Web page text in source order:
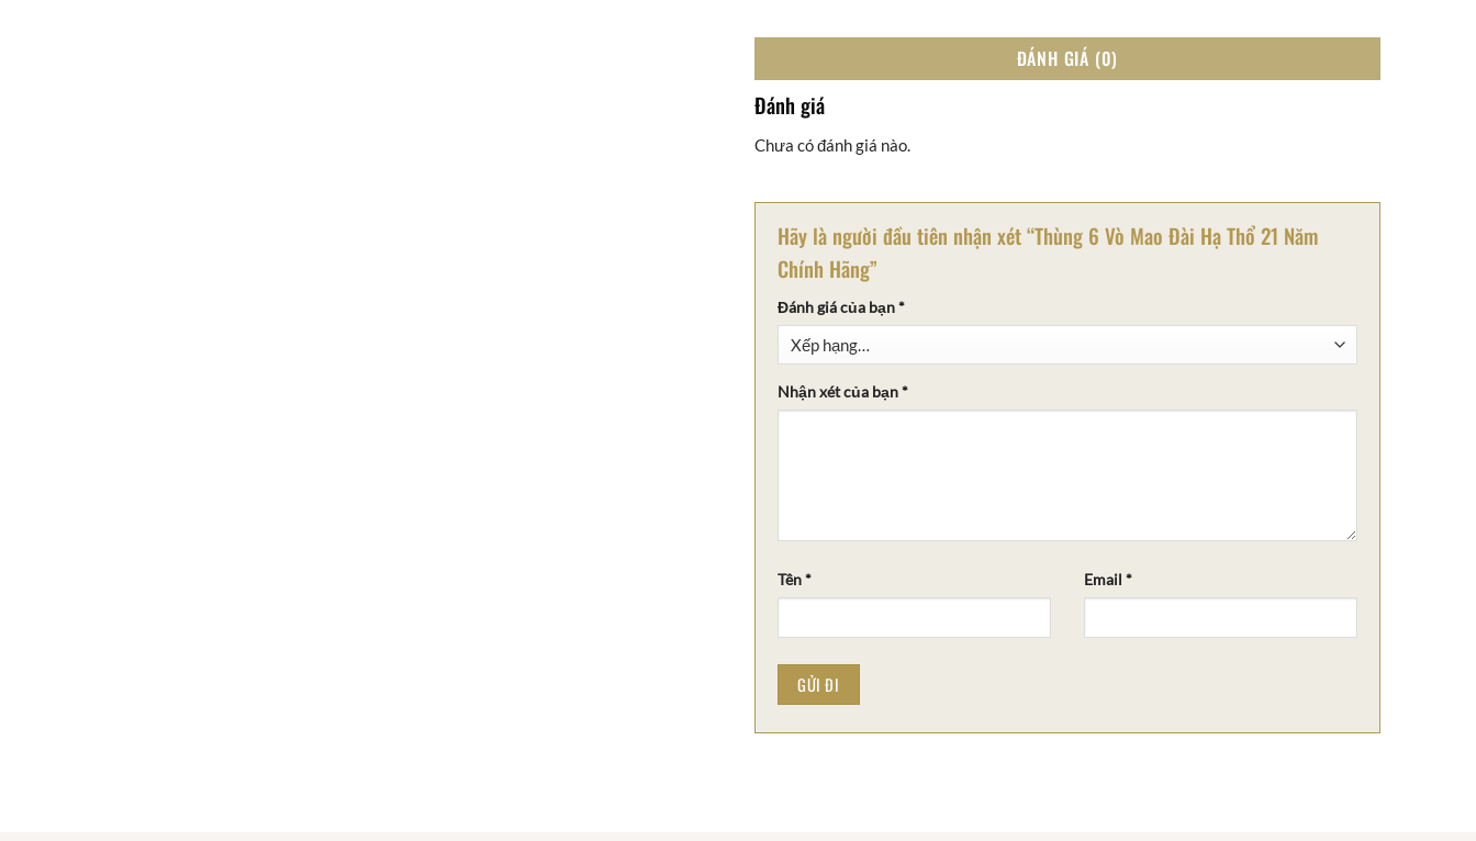
ĐÁNH GIÁ (0)
Đánh giá
Chưa có đánh giá nào.
Hãy là người đầu tiên nhận xét “Thùng 6 Vò Mao Đài Hạ Thổ 21 Năm
Chính Hãng”
Đánh giá của bạn*
Nhận xét của bạn*
Tên* Email *